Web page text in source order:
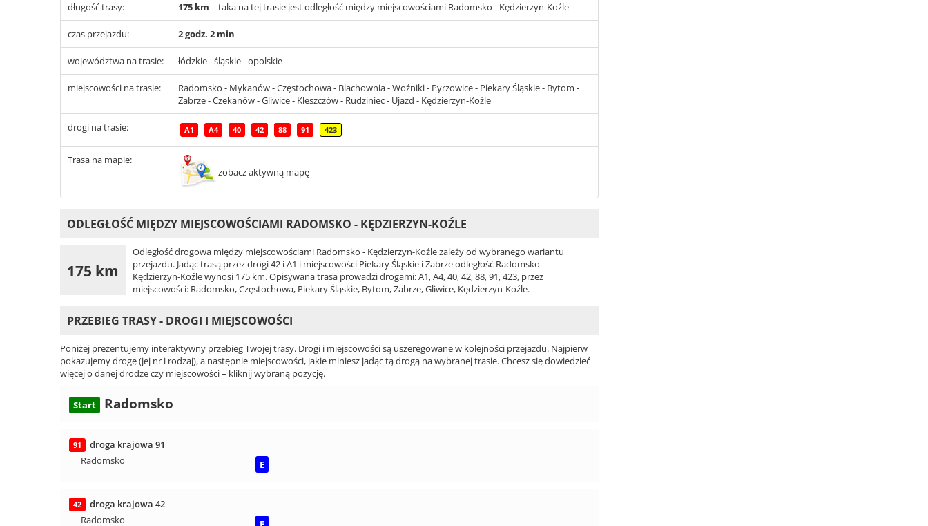
długość trasy: 175 km – taka na tej trasie jest odległość między miejscowościami Radomsko - Kędzierzyn-Koźle
czas przejazdu: 2 godz. 2 min
województwa na trasie: łódzkie - śląskie - opolskie
miejscowości na trasie:
Radomsko - Mykanów - Częstochowa - Blachownia - Woźniki - Pyrzowice - Piekary Śląskie - Bytom -
Zabrze - Czekanów - Gliwice - Kleszczów - Rudziniec - Ujazd - Kędzierzyn-Koźle
drogi na trasie: A1 A4 40 42 88 91 423
Trasa na mapie:
zobacz aktywną mapę
ODLEGŁOŚĆ MIĘDZY MIEJSCOWOŚCIAMI RADOMSKO - KĘDZIERZYN-KOŹLE
175 km
Odległość drogowa między miejscowościami Radomsko - Kędzierzyn-Koźle zależy od wybranego wariantu
przejazdu. Jadąc trasą przez drogi 42 i A1 i miejscowości Piekary Śląskie i Zabrze odległość Radomsko -
Kędzierzyn-Koźle wynosi 175 km. Opisywana trasa prowadzi drogami: A1, A4, 40, 42, 88, 91, 423, przez
miejscowości: Radomsko, Częstochowa, Piekary Śląskie, Bytom, Zabrze, Gliwice, Kędzierzyn-Koźle.
PRZEBIEG TRASY - DROGI I MIEJSCOWOŚCI
Poniżej prezentujemy interaktywny przebieg Twojej trasy. Drogi i miejscowości są uszeregowane w kolejności przejazdu. Najpierw
pokazujemy drogę (jej nr i rodzaj), a następnie miejscowości, jakie miniesz jadąc tą drogą na wybranej trasie. Chcesz się dowiedzieć
więcej o danej drodze czy miejscowości – kliknij wybraną pozycję.
Start Radomsko
91
droga krajowa 91
Radomsko
E
42
droga krajowa 42
Radomsko